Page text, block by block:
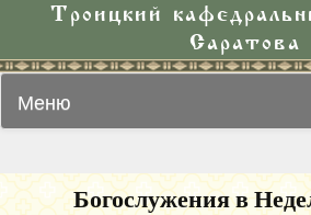
Троицкий
Саратова
Меню
Богослужения в